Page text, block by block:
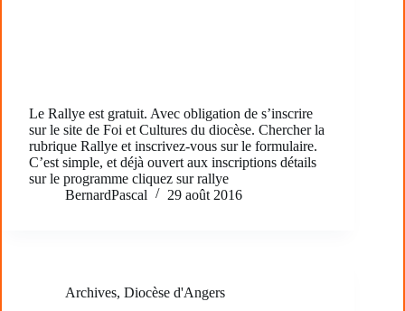
Le Rallye est gratuit. Avec obligation de s’inscrire
sur le site de Foi et Cultures du diocèse. Chercher la
rubrique Rallye et inscrivez-vous sur le formulaire.
C’est simple, et déjà ouvert aux inscriptions détails
sur le programme cliquez sur rallye
BernardPascal
29 août 2016
Archives, Diocèse d'Angers